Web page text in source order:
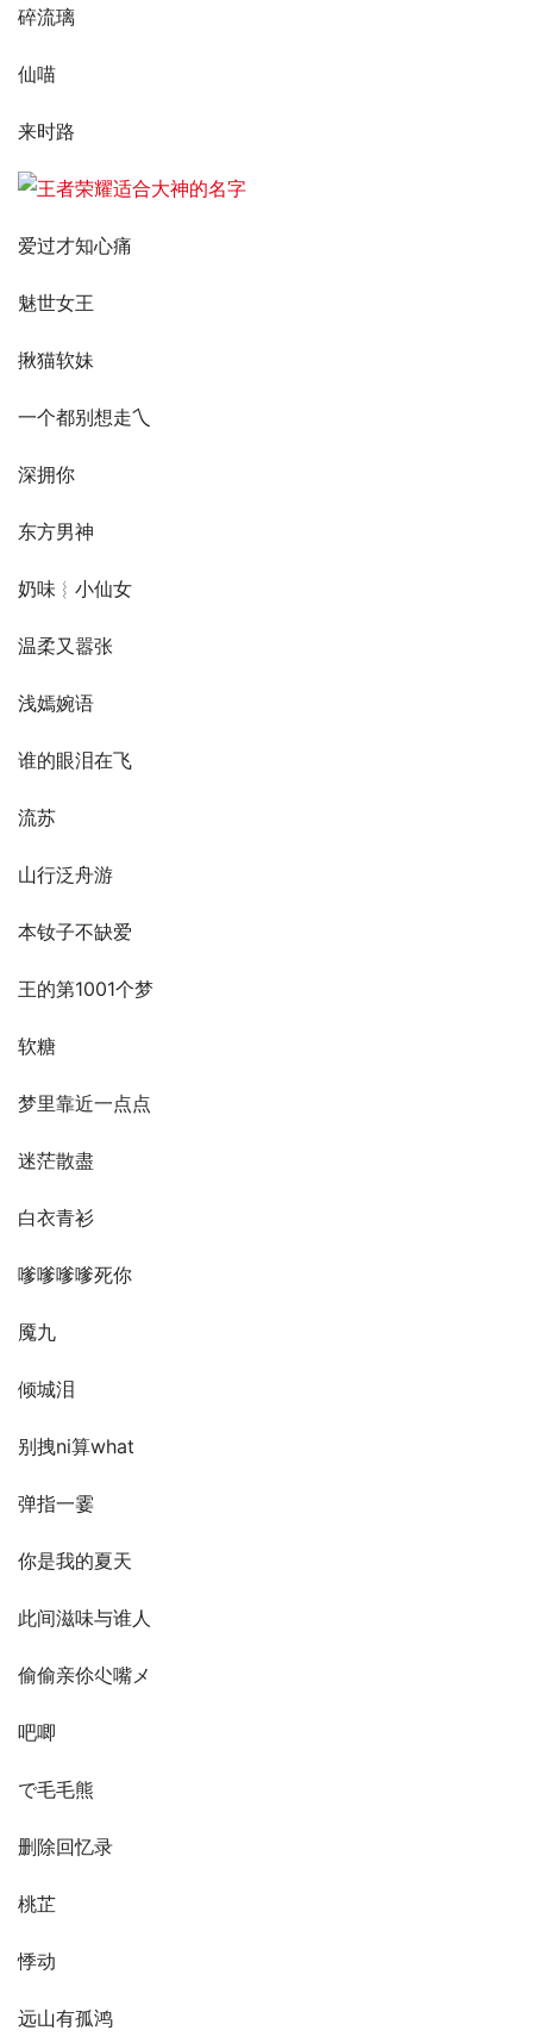
碎流璃
仙喵
来时路
爱过才知心痛
魅世女王
揪猫软妹
一个都别想走乀
深拥你
东方男神
奶味︴小仙女
温柔又嚣张
浅嫣婉语
谁的眼泪在飞
流苏
山行泛舟游
本钕子不缺爱
王的第1001个梦
软糖
梦里靠近一点点
迷茫散盡
白衣青衫
嗲嗲嗲嗲死你
魇九
倾城泪
别拽ni算what
弹指一霎
你是我的夏天
此间滋味与谁人
偷偷亲伱尐嘴メ
吧唧
で毛毛熊
删除回忆录
桃芷
悸动
远山有孤鸿